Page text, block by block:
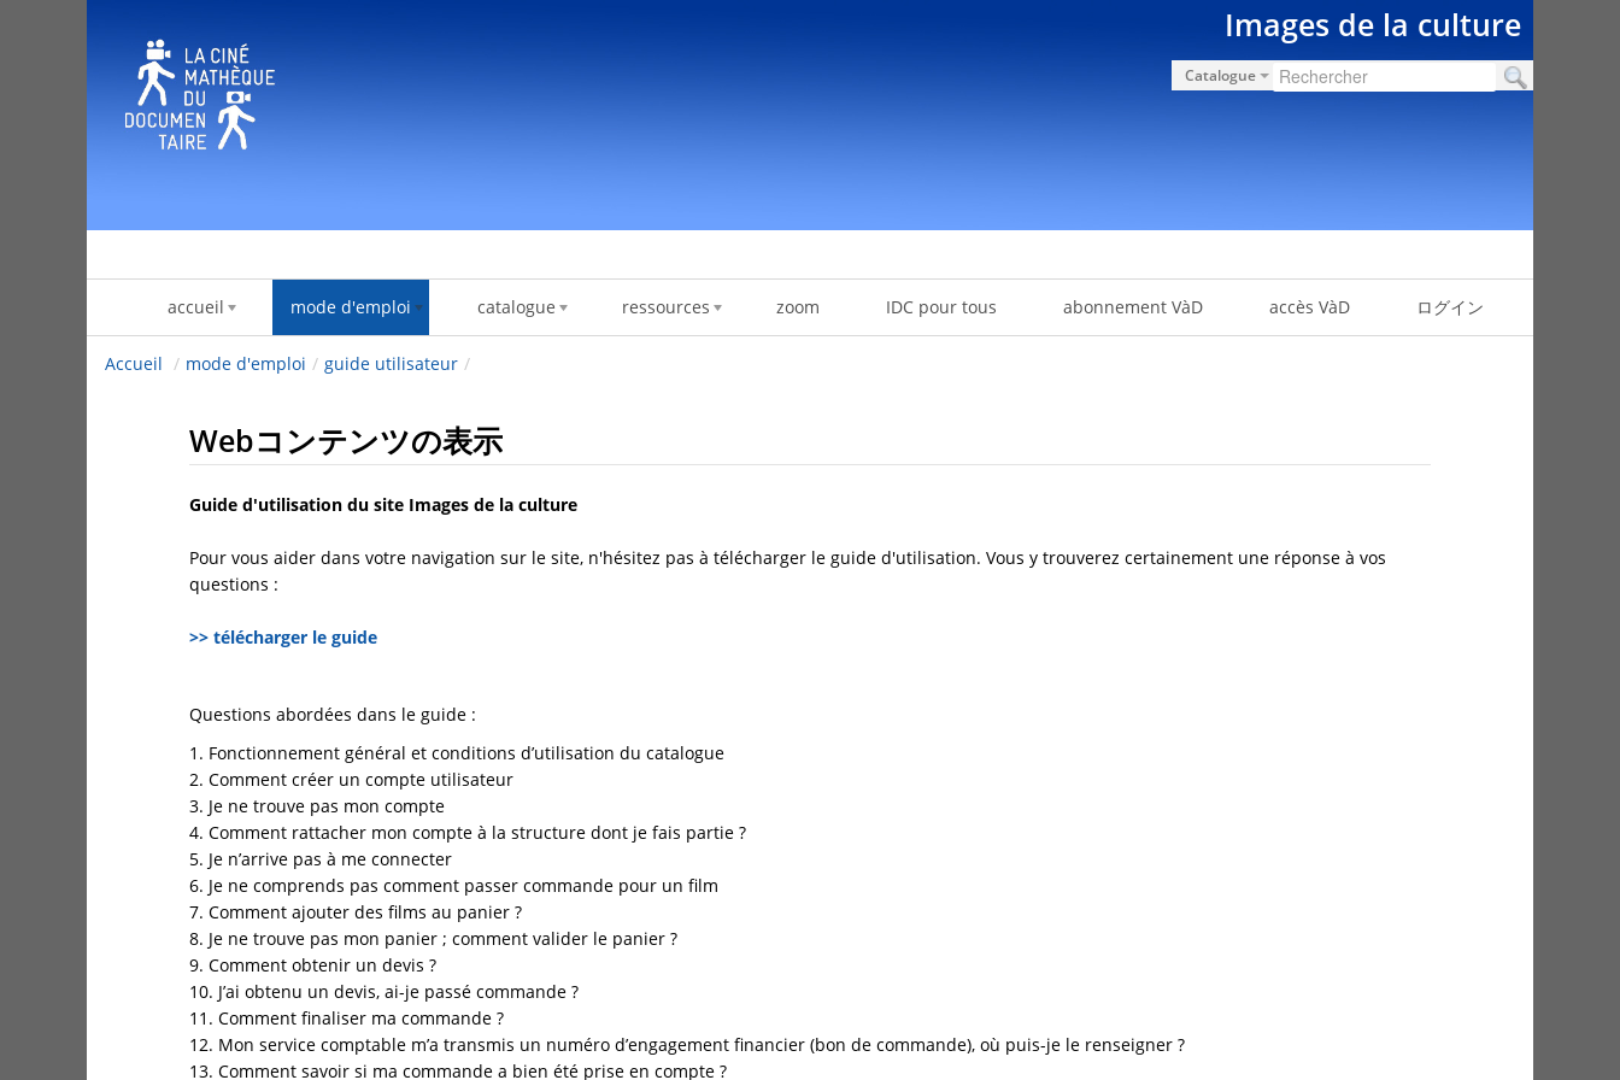
Images de la culture
Catalogue
accueil mode d'emploi catalogue ressources zoom IDC pour tous abonnement VàD accès VàD ログイン
Accueil / mode d'emploi / guide utilisateur /
Webコンテンツの表示
Guide d'utilisation du site Images de la culture
Pour vous aider dans votre navigation sur le site, n'hésitez pas à télécharger le guide d'utilisation. Vous y trouverez certainement une réponse à vos
questions :
>> télécharger le guide
Questions abordées dans le guide :
1. Fonctionnement général et conditions d’utilisation du catalogue
2. Comment créer un compte utilisateur
3. Je ne trouve pas mon compte
4. Comment rattacher mon compte à la structure dont je fais partie ?
5. Je n’arrive pas à me connecter
6. Je ne comprends pas comment passer commande pour un film
7. Comment ajouter des films au panier ?
8. Je ne trouve pas mon panier ; comment valider le panier ?
9. Comment obtenir un devis ?
10. J’ai obtenu un devis, ai-je passé commande ?
11. Comment finaliser ma commande ?
12. Mon service comptable m’a transmis un numéro d’engagement financier (bon de commande), où puis-je le renseigner ?
13. Comment savoir si ma commande a bien été prise en compte ?